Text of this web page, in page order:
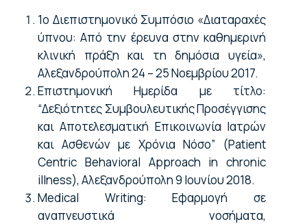
1ο Διεπιστημονικό Συμπόσιο «Διαταραχές
ύπνου: Από την έρευνα στην καθημερινή
κλινική πράξη και τη δημόσια υγεία»,
Αλεξανδρούπολη 24 – 25 Νοεμβρίου 2017.
Επιστημονική Ημερίδα με τίτλο:
“Δεξιότητες Συμβουλευτικής Προσέγγισης
και Αποτελεσματική Επικοινωνία Ιατρών
και Ασθενών με Χρόνια Νόσο” (Patient
Centric Behavioral Approach in chronic
illness), Αλεξανδρούπολη 9 Ιουνίου 2018.
Medical Writing: Εφαρμογή σε
αναπνευστικά νοσήματα,